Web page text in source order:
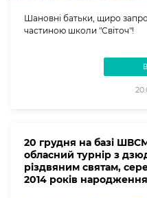
Шановні батьки, щиро
частиною школи "Світоч"!
20 грудня на базі
обласний турнір з
різдвяним святам,
2014 років